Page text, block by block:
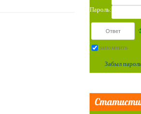
Пароль:
запомнить
Забыл